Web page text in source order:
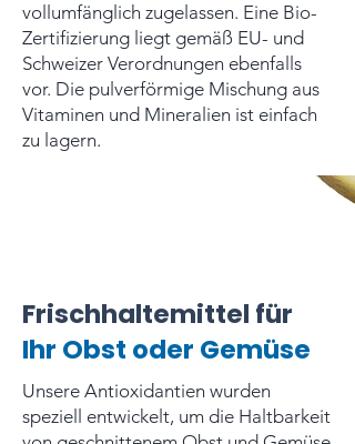
vollumfänglich zugelassen. Eine Bio-
Zertifizierung liegt gemäß EU- und
Schweizer Verordnungen ebenfalls
vor. Die pulverförmige Mischung aus
Vitaminen und Mineralien ist einfach
zu lagern.
Frischhaltemittel für
Ihr Obst oder Gemüse
Unsere Antioxidantien wurden
speziell entwickelt, um die Haltbarkeit